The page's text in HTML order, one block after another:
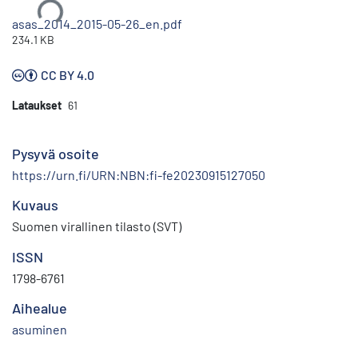
Ladataan...
asas_2014_2015-05-26_en.pdf
234.1 KB
CC BY 4.0
Lataukset 61
Pysyvä osoite
https://urn.fi/URN:NBN:fi-fe20230915127050
Kuvaus
Suomen virallinen tilasto (SVT)
ISSN
1798-6761
Aihealue
asuminen